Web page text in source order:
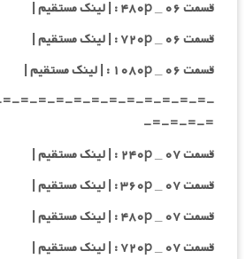
قسمت ۰۶ _ ۴۸۰p : | لینک مستقیم |
قسمت ۰۶ _ ۷۲۰p : | لینک مستقیم |
قسمت ۰۶ _ ۱۰۸۰p : | لینک مستقیم |
=-=-=-=-=-=-=-=-=-=-=-
=-=-=-=-
قسمت ۰۷ _ ۲۴۰p : | لینک مستقیم |
قسمت ۰۷ _ ۳۶۰p : | لینک مستقیم |
قسمت ۰۷ _ ۴۸۰p : | لینک مستقیم |
قسمت ۰۷ _ ۷۲۰p : | لینک مستقیم |